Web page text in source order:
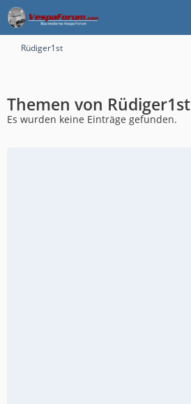
Rüdiger1st
Themen von Rüdiger1st
Es wurden keine Einträge gefunden.